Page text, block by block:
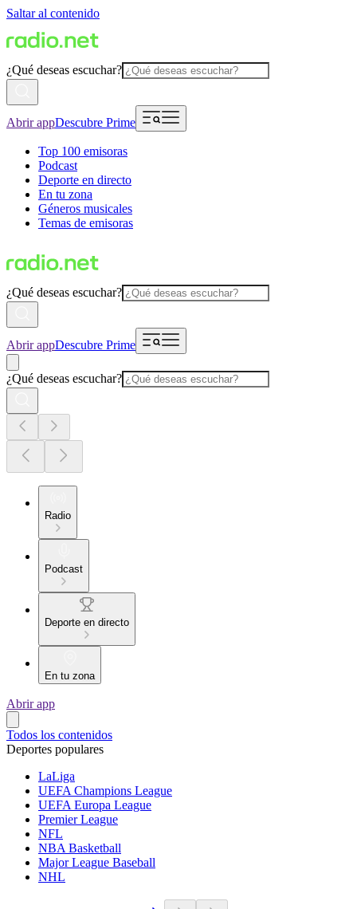
Saltar al contenido
¿Qué deseas escuchar?
Abrir appDescubre Prime
Top 100 emisoras
Podcast
Deporte en directo
En tu zona
Géneros musicales
Temas de emisoras
¿Qué deseas escuchar?
Abrir appDescubre Prime
¿Qué deseas escuchar?
Radio
Podcast
Deporte en directo
En tu zona
Abrir app
Todos los contenidos
Deportes populares
LaLiga
UEFA Champions League
UEFA Europa League
Premier League
NFL
NBA Basketball
Major League Baseball
NHL